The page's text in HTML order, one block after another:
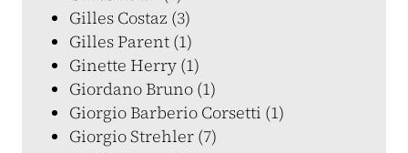
Gilles Costaz (3)
Gilles Parent (1)
Ginette Herry (1)
Giordano Bruno (1)
Giorgio Barberio Corsetti (1)
Giorgio Strehler (7)